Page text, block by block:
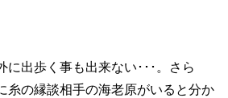
に出歩く事も出来ない･･･。さら
糸の縁談相手の海老原がいると分か